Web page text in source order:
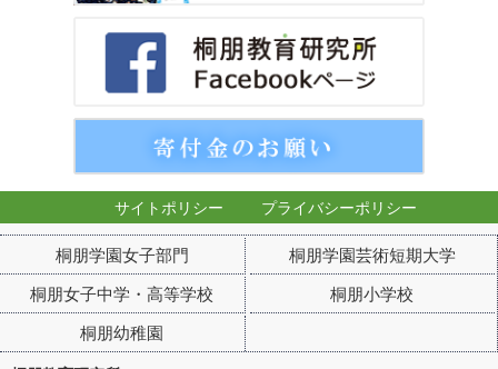
サイトポリシー プライバシーポリシー
桐朋学園女子部門 桐朋学園芸術短期大学
桐朋女子中学・高等学校 桐朋小学校
桐朋幼稚園